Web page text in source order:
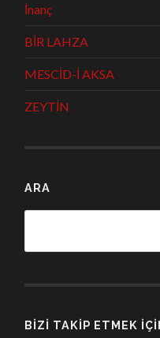
İnanç
BİR LAHZA
MESCİD-İ AKSA
ZEYTİN
ARA
BIZI TAKIP ETMEK